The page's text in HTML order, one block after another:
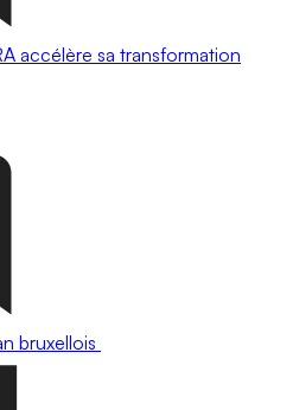
accélère sa transformation
bruxellois